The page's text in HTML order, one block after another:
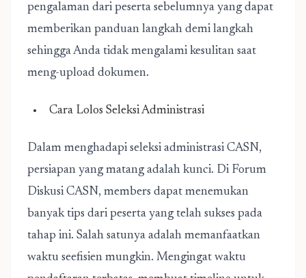
pengalaman dari peserta sebelumnya yang dapat
memberikan panduan langkah demi langkah
sehingga Anda tidak mengalami kesulitan saat
meng-upload dokumen.
Cara Lolos Seleksi Administrasi
Dalam menghadapi seleksi administrasi CASN,
persiapan yang matang adalah kunci. Di Forum
Diskusi CASN, members dapat menemukan
banyak tips dari peserta yang telah sukses pada
tahap ini. Salah satunya adalah memanfaatkan
waktu seefisien mungkin. Mengingat waktu